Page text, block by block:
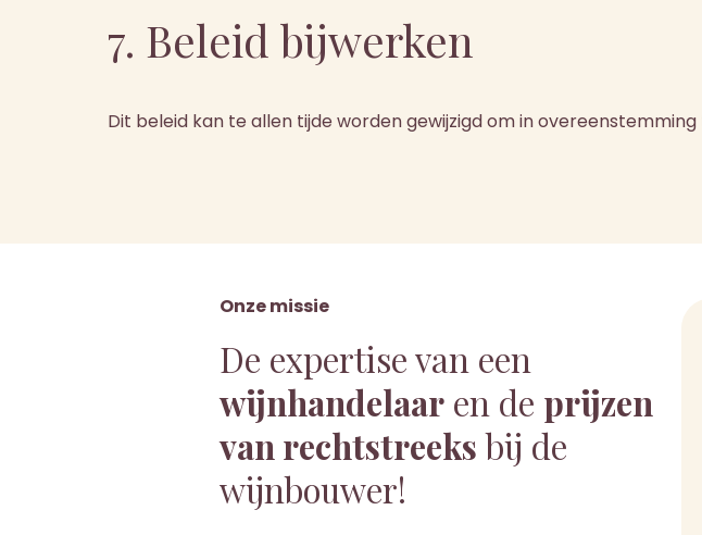
7. Beleid bijwerken
Dit beleid kan te allen tijde worden gewijzigd om in
Onze missie
De expertise van een
wijnhandelaar en de prijzen
van rechtstreeksbij de
wijnbouwer!